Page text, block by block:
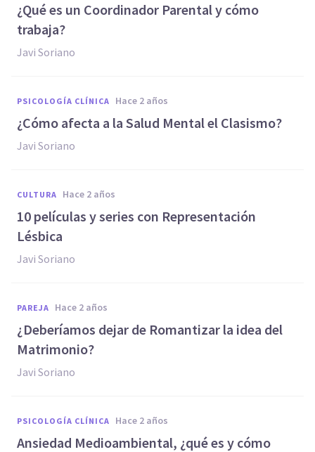
¿Qué es un Coordinador Parental y cómo
trabaja?
Javi Soriano
PSICOLOGÍA CLÍNICA hace 2 años
¿Cómo afecta a la Salud Mental el Clasismo?
Javi Soriano
CULTURA hace 2 años
10 películas y series con Representación
Lésbica
Javi Soriano
PAREJA hace 2 años
¿Deberíamos dejar de Romantizar la idea del
Matrimonio?
Javi Soriano
PSICOLOGÍA CLÍNICA hace 2 años
Ansiedad Medioambiental, ¿qué es y cómo